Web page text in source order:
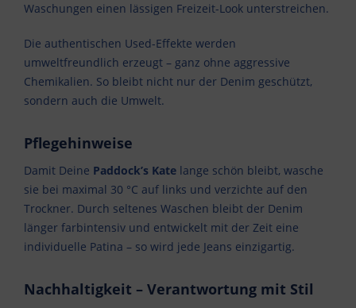
Waschungen einen lässigen Freizeit-Look unterstreichen.
Die authentischen Used-Effekte werden
umweltfreundlich erzeugt – ganz ohne aggressive
Chemikalien. So bleibt nicht nur der Denim geschützt,
sondern auch die Umwelt.
Pflegehinweise
Damit Deine Paddock’s Kate lange schön bleibt, wasche
sie bei maximal 30 °C auf links und verzichte auf den
Trockner. Durch seltenes Waschen bleibt der Denim
länger farbintensiv und entwickelt mit der Zeit eine
individuelle Patina – so wird jede Jeans einzigartig.
Nachhaltigkeit – Verantwortung mit Stil